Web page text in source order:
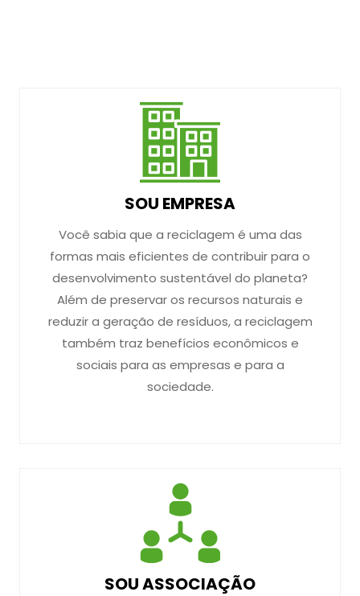
SOU EMPRESA
Você sabia que a reciclagem é uma das
formas mais eficientes de contribuir para o
desenvolvimento sustentável do planeta?
Além de preservar os recursos naturais e
reduzir a geração de resíduos, a reciclagem
também traz benefícios econômicos e
sociais para as empresas e para a
sociedade.
SOU ASSOCIAÇÃO